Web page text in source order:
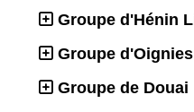
Groupe d'Hénin
Groupe d'Oignies
Groupe de Douai